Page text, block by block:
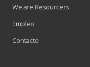
We are Resourcers
Empleo
Contacto